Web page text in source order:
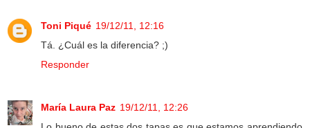
Toni Piqué 19/12/11, 12:16
Tá. ¿Cuál es la diferencia? ;)
Responder
María Laura Paz 19/12/11, 12:26